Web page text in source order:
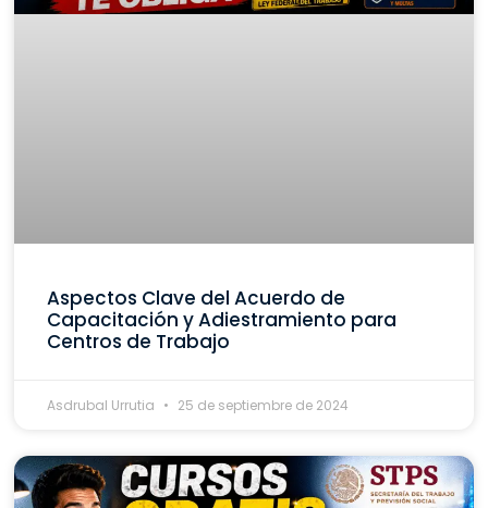
Aspectos Clave del Acuerdo de
Capacitación y Adiestramiento para
Centros de Trabajo
Asdrubal Urrutia 25 de septiembre de 2024